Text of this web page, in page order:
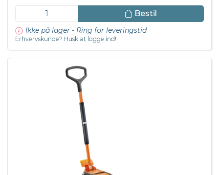
Bestil
Ikke på lager - Ring for leveringstid
Erhvervskunde? Husk at logge ind!